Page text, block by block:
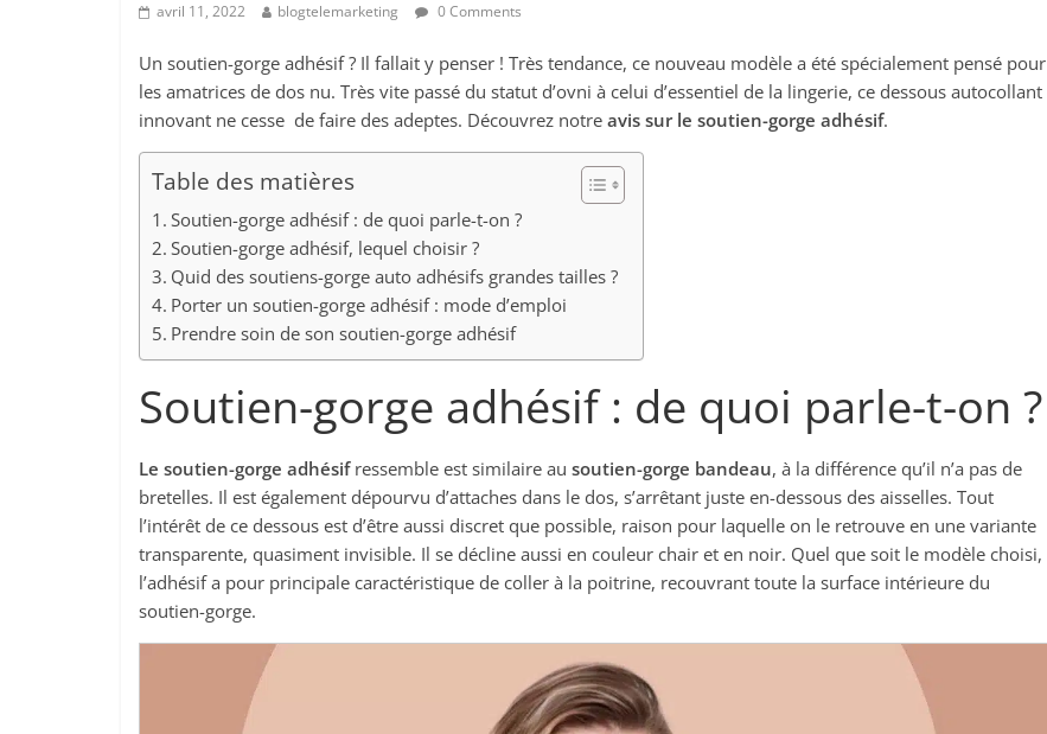
avril 11, 2022 blogtelemarketing 0 Comments
Un soutien-gorge adhésif ? Il fallait y penser ! Très tendance, ce nouveau modèle a été spécialement pensé pour
les amatrices de dos nu. Très vite passé du statut d’ovni à celui d’essentiel de la lingerie, ce dessous autocollant
innovant ne cesse de faire des adeptes. Découvrez notre avis sur le soutien-gorge adhésif.
Table des matières
Soutien-gorge adhésif : de quoi parle-t-on ?
Soutien-gorge adhésif, lequel choisir ?
Quid des soutiens-gorge auto adhésifs grandes tailles ?
Porter un soutien-gorge adhésif : mode d’emploi
Prendre soin de son soutien-gorge adhésif
Soutien-gorge adhésif : de quoi parle-t-on ?
Le soutien-gorge adhésifressemble est similaire au soutien-gorge bandeau, à la différence qu’il n’a pas de
bretelles. Il est également dépourvu d’attaches dans le dos, s’arrêtant juste en-dessous des aisselles. Tout
l’intérêt de ce dessous est d’être aussi discret que possible, raison pour laquelle on le retrouve en une variante
transparente, quasiment invisible. Il se décline aussi en couleur chair et en noir. Quel que soit le modèle choisi,
l’adhésif a pour principale caractéristique de coller à la poitrine, recouvrant toute la surface intérieure du
soutien-gorge.